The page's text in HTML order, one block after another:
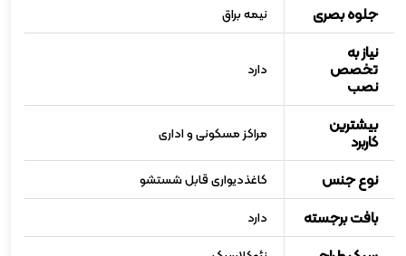
جلوه بصری نیمه براق
نیاز به
تخصص
نصب
دارد
بیشترین
کاربرد مراکز مسکونی و اداری
نوع جنس کاغذدیواری قابل شستشو
بافت برجسته دارد